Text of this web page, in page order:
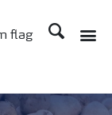
Zoek op